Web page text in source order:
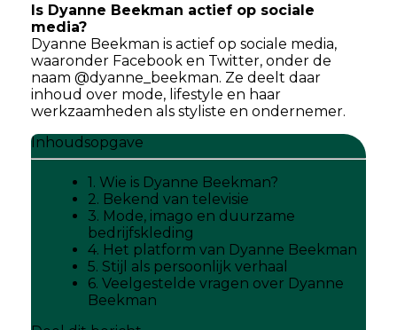
Is Dyanne Beekman actief op sociale
media?
Dyanne Beekman is actief op sociale media,
waaronder Facebook en Twitter, onder de
naam @dyanne_beekman. Ze deelt daar
inhoud over mode, lifestyle en haar
werkzaamheden als styliste en ondernemer.
Inhoudsopgave
1. Wie is Dyanne Beekman?
2. Bekend van televisie
3. Mode, imago en duurzame
bedrijfskleding
4. Het platform van Dyanne Beekman
5. Stijl als persoonlijk verhaal
6. Veelgestelde vragen over Dyanne
Beekman